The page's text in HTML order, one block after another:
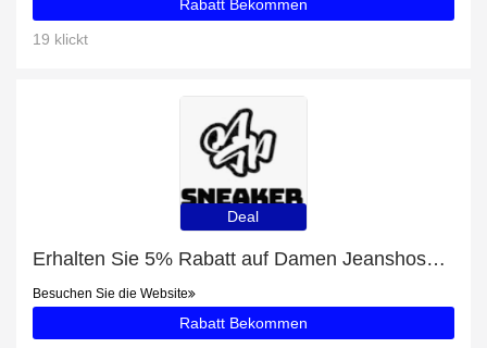
Rabatt Bekommen
19 klickt
Deal
Erhalten Sie 5% Rabatt auf Damen Jeanshose LEE SCARLETT RINSE
Besuchen Sie die Website
Rabatt Bekommen